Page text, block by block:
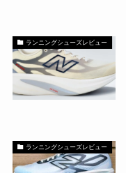
ランニングシューズレビュー
ランニングシューズレビュー